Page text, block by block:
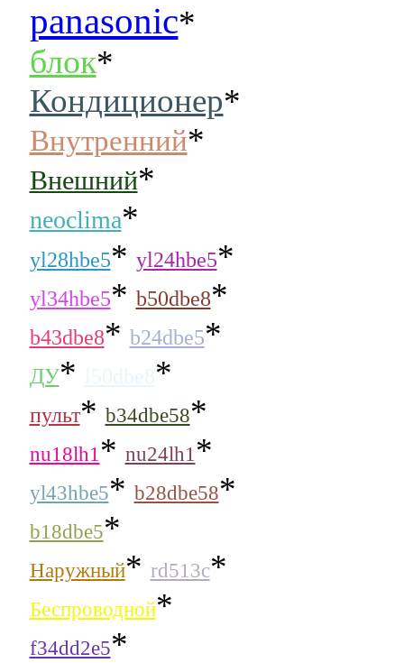
panasonic*
блок*
Кондиционер*
Внутренний*
Внешний*
neoclima*
yl28hbe5* yl24hbe5*
yl34hbe5* b50dbe8*
b43dbe8* b24dbe5*
ДУ* *
пульт* b34dbe58*
nu18lh1 * nu24lh1 *
yl43hbe5* b28dbe58*
b18dbe5*
Наружный* rd513c*
Беспроводной*
f34dd2e5*